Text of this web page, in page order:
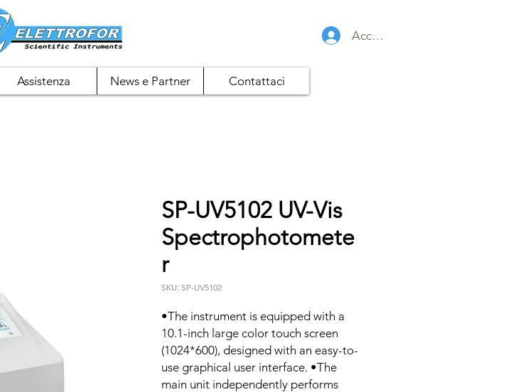
Accedi
Assistenza News e Partner Contattaci
SP-UV5102 UV-Vis
Spectrophotomete
r
SKU: SP-UV5102
•The instrument is equipped with a
10.1-inch large color touch screen
(1024*600), designed with an easy-to-
use graphical user interface. •The
main unit independently performs